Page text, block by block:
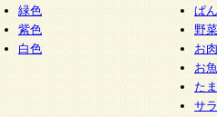
緑色
紫色
白色
ぱん
野
お
お
た
サ